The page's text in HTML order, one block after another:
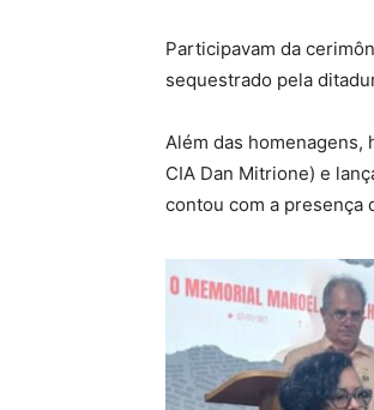
Participavam da
sequestrado pela
Além das homenagens,
CIA Dan Mitrione) e
contou com a presença